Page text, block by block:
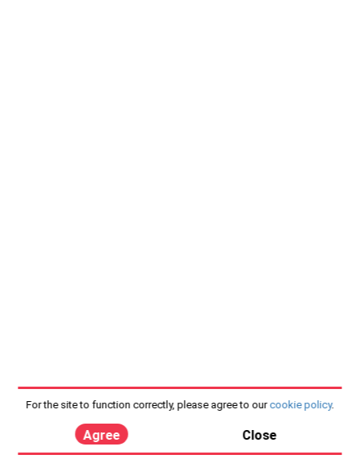
For the site to function correctly, please agree to our cookie policy.
Agree Close